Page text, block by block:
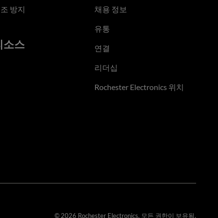
방지
소스
채용 정보
유통
연결
리더십
Rochester Electronics 위치
© 2026 Rochester Electronics. 모든 권한이 보유됨.